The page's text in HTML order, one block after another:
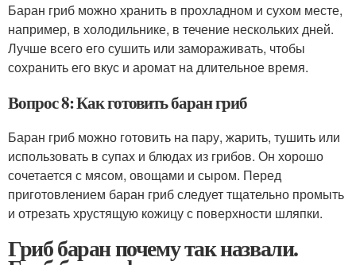
Баран гриб можно хранить в прохладном и сухом месте,
например, в холодильнике, в течение нескольких дней.
Лучше всего его сушить или замораживать, чтобы
сохранить его вкус и аромат на длительное время.
Вопрос 8: Как готовить баран гриб
Баран гриб можно готовить на пару, жарить, тушить или
использовать в супах и блюдах из грибов. Он хорошо
сочетается с мясом, овощами и сыром. Перед
приготовлением баран гриб следует тщательно промыть
и отрезать хрустящую кожицу с поверхности шляпки.
Гриб баран почему так назвали.